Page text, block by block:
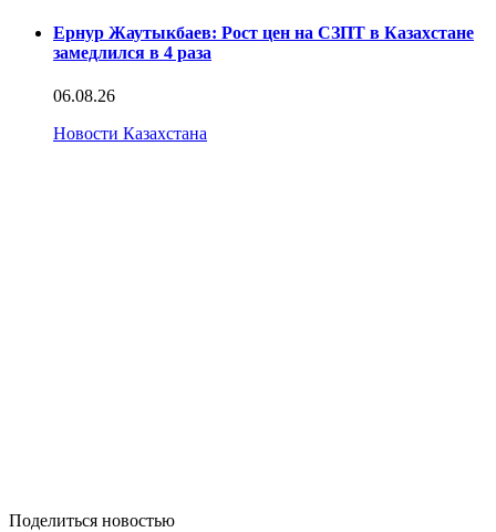
Ернур Жаутыкбаев: Рост цен на СЗПТ в Казахстане
замедлился в 4 раза
06.08.26
Новости Казахстана
Поделиться новостью